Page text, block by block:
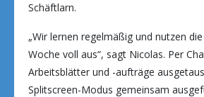
Schäftlarn.
„Wir lernen regelmäßig und nutzen
Woche voll aus“, sagt Nicolas. Per
Arbeitsblätter und -aufträge
Splitscreen-Modus gemeinsam